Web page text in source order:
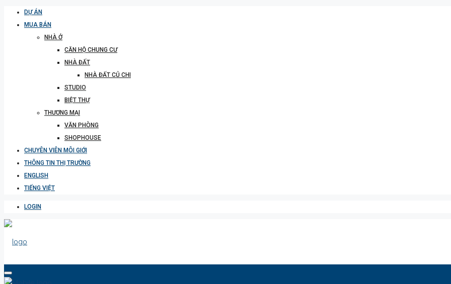
DỰ ÁN
MUA BÁN
NHÀ Ở
CĂN HỘ CHUNG CƯ
NHÀ ĐẤT
NHÀ ĐẤT CỦ CHI
STUDIO
BIỆT THỰ
THƯƠNG MẠI
VĂN PHÒNG
SHOPHOUSE
CHUYÊN VIÊN MÔI GIỚI
THÔNG TIN THỊ TRƯỜNG
ENGLISH
TIẾNG VIỆT
LOGIN